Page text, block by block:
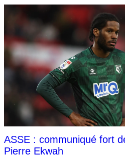
ASSE : communiqué fort
Pierre Ekwah